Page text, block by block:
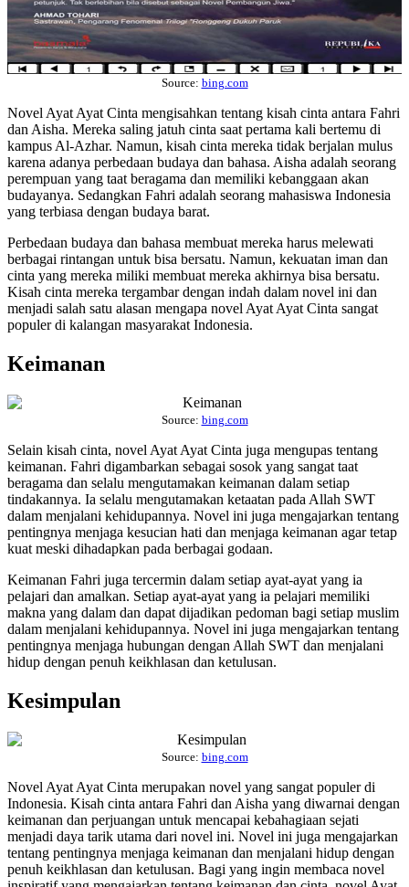
Source: bing.com
Novel Ayat Ayat Cinta mengisahkan tentang kisah cinta antara Fahri
dan Aisha. Mereka saling jatuh cinta saat pertama kali bertemu di
kampus Al-Azhar. Namun, kisah cinta mereka tidak berjalan mulus
karena adanya perbedaan budaya dan bahasa. Aisha adalah seorang
perempuan yang taat beragama dan memiliki kebanggaan akan
budayanya. Sedangkan Fahri adalah seorang mahasiswa Indonesia
yang terbiasa dengan budaya barat.
Perbedaan budaya dan bahasa membuat mereka harus melewati
berbagai rintangan untuk bisa bersatu. Namun, kekuatan iman dan
cinta yang mereka miliki membuat mereka akhirnya bisa bersatu.
Kisah cinta mereka tergambar dengan indah dalam novel ini dan
menjadi salah satu alasan mengapa novel Ayat Ayat Cinta sangat
populer di kalangan masyarakat Indonesia.
Keimanan
Source: bing.com
Selain kisah cinta, novel Ayat Ayat Cinta juga mengupas tentang
keimanan. Fahri digambarkan sebagai sosok yang sangat taat
beragama dan selalu mengutamakan keimanan dalam setiap
tindakannya. Ia selalu mengutamakan ketaatan pada Allah SWT
dalam menjalani kehidupannya. Novel ini juga mengajarkan tentang
pentingnya menjaga kesucian hati dan menjaga keimanan agar tetap
kuat meski dihadapkan pada berbagai godaan.
Keimanan Fahri juga tercermin dalam setiap ayat-ayat yang ia
pelajari dan amalkan. Setiap ayat-ayat yang ia pelajari memiliki
makna yang dalam dan dapat dijadikan pedoman bagi setiap muslim
dalam menjalani kehidupannya. Novel ini juga mengajarkan tentang
pentingnya menjaga hubungan dengan Allah SWT dan menjalani
hidup dengan penuh keikhlasan dan ketulusan.
Kesimpulan
Source: bing.com
Novel Ayat Ayat Cinta merupakan novel yang sangat populer di
Indonesia. Kisah cinta antara Fahri dan Aisha yang diwarnai dengan
keimanan dan perjuangan untuk mencapai kebahagiaan sejati
menjadi daya tarik utama dari novel ini. Novel ini juga mengajarkan
tentang pentingnya menjaga keimanan dan menjalani hidup dengan
penuh keikhlasan dan ketulusan. Bagi yang ingin membaca novel